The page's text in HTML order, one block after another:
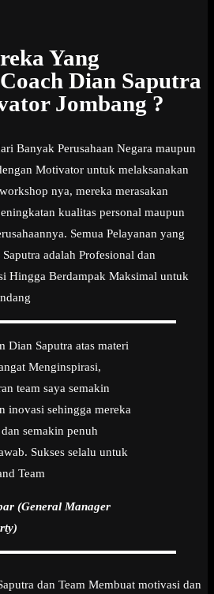
Yang
Dian Saputra
Jombang ?
Banyak Perusahaan Negara maupun
Motivator untuk melaksanakan
nya, mereka merasakan
kualitas personal maupun
Semua Pelayanan yang
adalah Profesional dan
Hingga Berdampak Maksimal untuk
Dian Saputra atas materi
Menginspirasi,
team saya semakin
inovasi sehingga mereka
semakin penuh
Sukses selalu untuk
Team
(General Manager
dan Team Membuat motivasi dan